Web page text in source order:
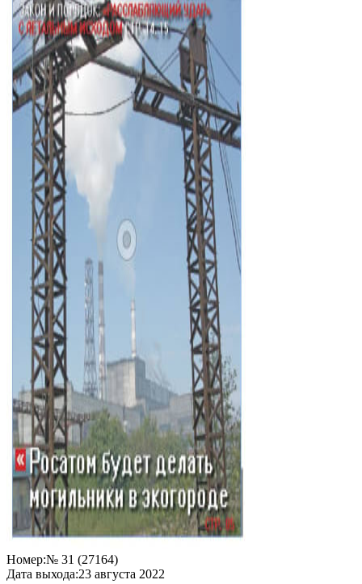
Номер:№ 31 (27164)
Дата выхода:23 августа 2022